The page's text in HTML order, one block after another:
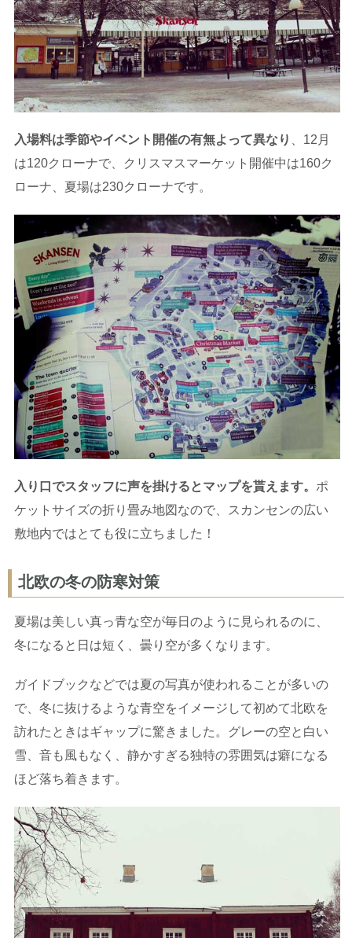
入場料は季節やイベント開催の有無よって異なり
、12月
は120クローナで、クリスマスマーケット開催中は160ク
ローナ、夏場は230クローナです。
入り口でスタッフに声を掛けるとマップを貰えます。 ポ
ケットサイズの折り畳み地図なので、スカンセンの広い
敷地内ではとても役に立ちました！
北欧の冬の防寒対策
夏場は美しい真っ青な空が毎日のように見られるのに、
冬になると日は短く、曇り空が多くなります。
ガイドブックなどでは夏の写真が使われることが多いの
で、冬に抜けるような青空をイメージして初めて北欧を
訪れたときはギャップに驚きました。グレーの空と白い
雪、音も風もなく、静かすぎる独特の雰囲気は癖になる
ほど落ち着きます。